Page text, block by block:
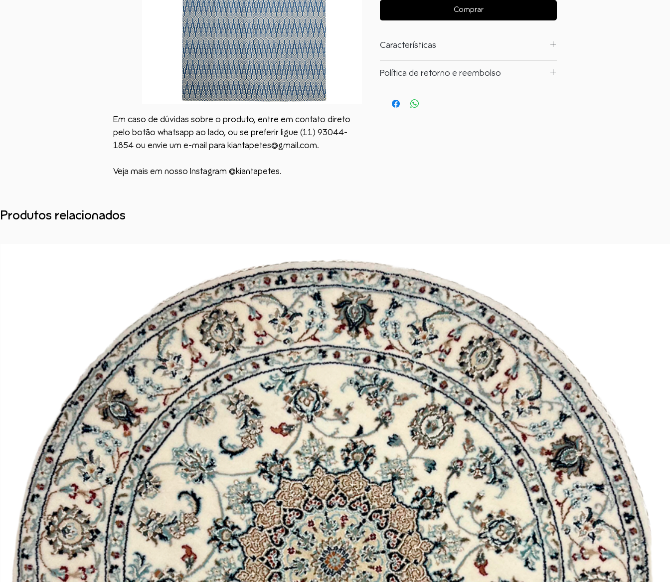
Em caso de dúvidas sobre o produto, entre em contato direto
pelo botão whatsapp ao lado, ou se preferir ligue (11) 93044-
1854 ou envie um e-mail para kiantapetes@gmail.com.
Veja mais em nosso Instagram @kiantapetes.
Comprar
Características
Comprimento: 3,97
Fabricado em: Lã
Política de retorno e reembolso
encomenda que você recebeu. Após recebermos
o produto, ele será avaliado pela nossa equipe e,
uma vez comprovado o defeito, a troca será
autorizada e você receberá um novo produto.
Nesse caso, o frete é por nossa conta.
Pedido errado
Caso receba um produto diferente do adquirido,
abra um chamado e informe o ocorrido.
Se autorizado pela nossa equipe, reenvie o produto
pelos Correios para o endereço que consta na
encomenda que você recebeu.
Após recebermos o produto, ele será avaliado pela
nossa equipe e, uma vez autorizada a troca, você
receberá o produto certo.
Arrependimento
Caso se arrependa da compra ou esteja insatisfeita
com o produto ou atraso na entrega, abra um
chamado para nossa equipe informando o
ocorrido.
Lembrando que em hipótese alguma o produto
pode ter sido usado ou a embalagem ter sido
Produtos relacionados